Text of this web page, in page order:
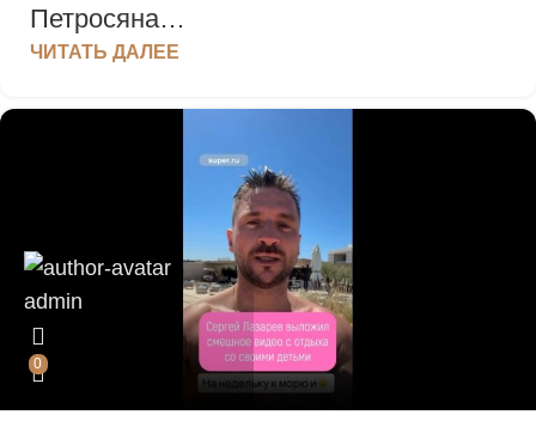
Петросяна…
ЧИТАТЬ ДАЛЕЕ
admin
0